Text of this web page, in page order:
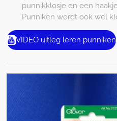
punnikklosje en een
Punniken wordt ook wel
VIDEO uitleg leren punniken